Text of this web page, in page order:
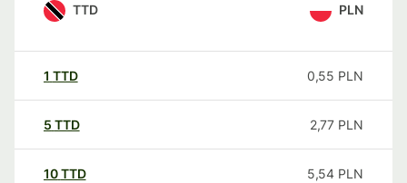
TTD PLN
1 TTD 0,55 PLN
5 TTD 2,77 PLN
10TTD 5,54 PLN